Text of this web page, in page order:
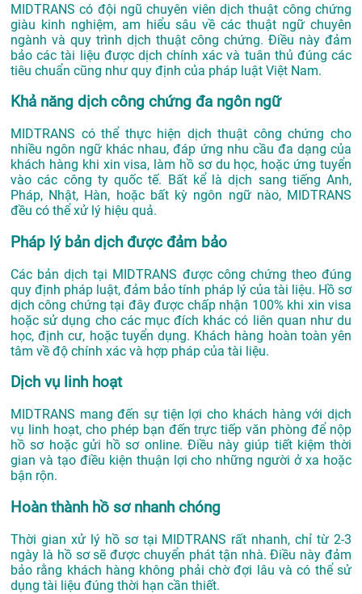
MIDTRANS có đội ngũ chuyên viên dịch thuật công chứng
giàu kinh nghiệm, am hiểu sâu về các thuật ngữ chuyên
ngành và quy trình dịch thuật công chứng. Điều này đảm
bảo các tài liệu được dịch chính xác và tuân thủ đúng các
tiêu chuẩn cũng như quy định của pháp luật Việt Nam.
Khả năng dịch công chứng đa ngôn ngữ
MIDTRANS có thể thực hiện dịch thuật công chứng cho
nhiều ngôn ngữ khác nhau, đáp ứng nhu cầu đa dạng của
khách hàng khi xin visa, làm hồ sơ du học, hoặc ứng tuyển
vào các công ty quốc tế. Bất kể là dịch sang tiếng Anh,
Pháp, Nhật, Hàn, hoặc bất kỳ ngôn ngữ nào, MIDTRANS
đều có thể xử lý hiệu quả.
Pháp lý bản dịch được đảm bảo
Các bản dịch tại MIDTRANS được công chứng theo đúng
quy định pháp luật, đảm bảo tính pháp lý của tài liệu. Hồ sơ
dịch công chứng tại đây được chấp nhận 100% khi xin visa
hoặc sử dụng cho các mục đích khác có liên quan như du
học, định cư, hoặc tuyển dụng. Khách hàng hoàn toàn yên
tâm về độ chính xác và hợp pháp của tài liệu.
Dịch vụ linh hoạt
MIDTRANS mang đến sự tiện lợi cho khách hàng với dịch
vụ linh hoạt, cho phép bạn đến trực tiếp văn phòng để nộp
hồ sơ hoặc gửi hồ sơ online. Điều này giúp tiết kiệm thời
gian và tạo điều kiện thuận lợi cho những người ở xa hoặc
bận rộn.
Hoàn thành hồ sơ nhanh chóng
Thời gian xử lý hồ sơ tại MIDTRANS rất nhanh, chỉ từ 2-3
ngày là hồ sơ sẽ được chuyển phát tận nhà. Điều này đảm
bảo rằng khách hàng không phải chờ đợi lâu và có thể sử
dụng tài liệu đúng thời hạn cần thiết.